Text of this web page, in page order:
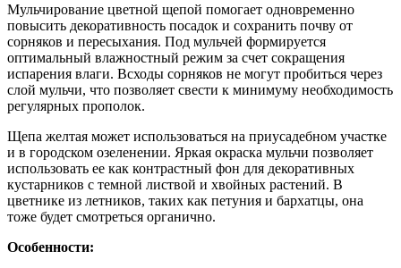
Мульчирование цветной щепой помогает одновременно
повысить декоративность посадок и сохранить почву от
сорняков и пересыхания. Под мульчей формируется
оптимальный влажностный режим за счет сокращения
испарения влаги. Всходы сорняков не могут пробиться через
слой мульчи, что позволяет свести к минимуму необходимость
регулярных прополок.
Щепа желтая может использоваться на приусадебном участке
и в городском озеленении. Яркая окраска мульчи позволяет
использовать ее как контрастный фон для декоративных
кустарников с темной листвой и хвойных растений. В
цветнике из летников, таких как петуния и бархатцы, она
тоже будет смотреться органично.
Особенности: